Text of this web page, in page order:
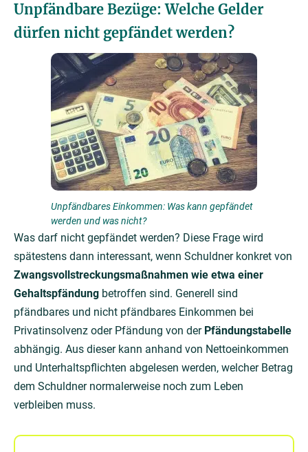
Unpfändbare Bezüge: Welche Gelder
dürfen nicht gepfändet werden?
Unpfändbares Einkommen: Was kann gepfändet
werden und was nicht?
Was darf nicht gepfändet werden? Diese Frage wird
spätestens dann interessant, wenn Schuldner konkret von
Zwangsvollstreckungsmaßnahmen wie etwa einer
Gehaltspfändung betroffen sind. Generell sind
pfändbares und nicht pfändbares Einkommen bei
Privatinsolvenz oder Pfändung von der Pfändungstabelle
abhängig. Aus dieser kann anhand von Nettoeinkommen
und Unterhaltspflichten abgelesen werden, welcher Betrag
dem Schuldner normalerweise noch zum Leben
verbleiben muss.